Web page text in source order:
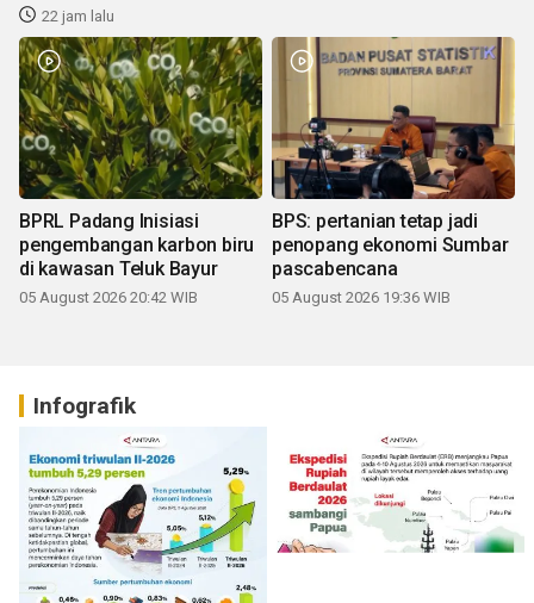
22 jam lalu
BPRL Padang Inisiasi
pengembangan karbon biru
di kawasan Teluk Bayur
05 August 2026 20:42 WIB
BPS: pertanian tetap jadi
penopang ekonomi Sumbar
pascabencana
05 August 2026 19:36 WIB
Infografik